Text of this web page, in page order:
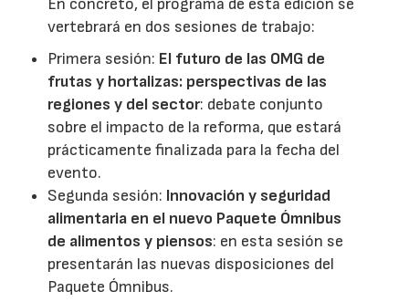
En concreto, el programa de esta edición se
vertebrará en dos sesiones de trabajo:
Primera sesión: El futuro de las OMG de
frutas y hortalizas: perspectivas de las
regiones y del sector: debate conjunto
sobre el impacto de la reforma, que estará
prácticamente finalizada para la fecha del
evento.
Segunda sesión: Innovación y seguridad
alimentaria en el nuevo Paquete Ómnibus
de alimentos y piensos: en esta sesión se
presentarán las nuevas disposiciones del
Paquete Ómnibus.